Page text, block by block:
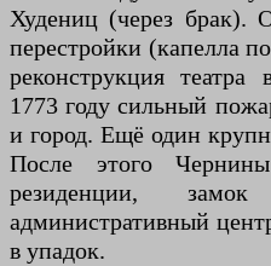
Худениц (через брак).
перестройки (капелла
реконструкция
1773 году сильный
и город. Ещё один
После этого
резиденции,
административный
в упадок.